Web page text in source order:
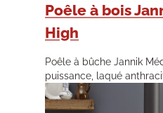
Poêle à bois
High
Poêle à bûche Jannik
puissance, laqué